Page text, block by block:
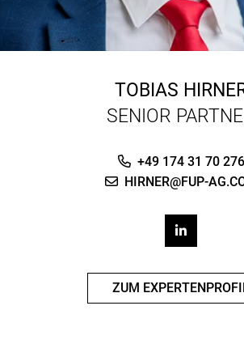
TOBIAS
SENIOR
+49 174 31 70 276
HIRNER@FUP-
ZUM